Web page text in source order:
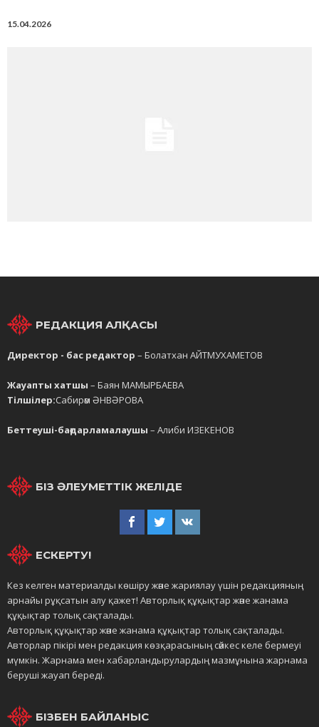
15.04.2026
РЕДАКЦИЯ АЛҚАСЫ
Директор - бас редактор – Болатхан АЙТМУХАМЕТОВ
Жауапты хатшы – Баян МАМЫРБАЕВА
Тілшілер:Сабирәм ӘНВӘРОВА
Беттеуші-бағдарламалаушы – Алиби ИЗЕКЕНОВ
БІЗ ӘЛЕУМЕТТІК ЖЕЛІДЕ
ЕСКЕРТУ!
Кез келген материалды көшіру және жариялау үшін редакцияның
арнайы рұқсатын алу қажет! Авторлық құқықтар және жанама
құқықтар толық сақталады.
Авторлық құқықтар және жанама құқықтар толық сақталады.
Авторлар пікірі мен редакция көзқарасының сәйкес келе бермеуі
мүмкін. Жарнама мен хабарландырулардың мазмұнына жарнама
беруші жауап береді.
БІЗБЕН БАЙЛАНЫС